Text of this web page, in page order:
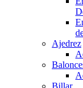
Ajedrez
Billar